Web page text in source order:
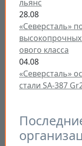
льянс
28.08
«Северсталь»
высокопрочных
ового класса
04.08
«Северсталь»
стали SA-387